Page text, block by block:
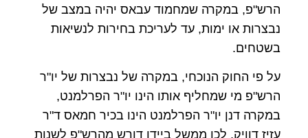
הרש"פ, במקרה שמחמוד עבאס יהיה במצב של
נבצרות או ימות, עד לעריכת בחירות לנשיאות
בשטחים.
על פי החוק הנוכחי, במקרה של נבצרות של יו"ר
הרש"פ מי שמחליף אותו הינו יו"ר הפרלמנט,
במקרה דנן יו"ר הפרלמנט הינו בכיר חמאס ד"ר
עזיז דוויק, לכן ממשל ביידן דורש מהרש"פ לשנות